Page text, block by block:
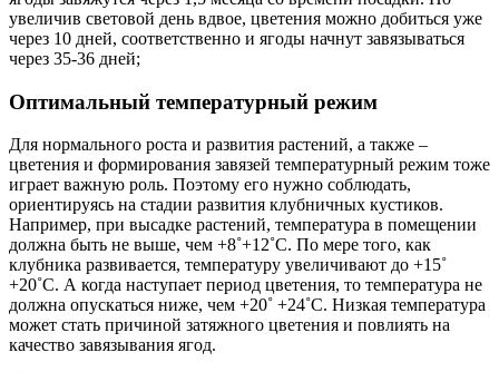
увеличив световой день вдвое, цветения можно добиться уже
через 10 дней, соответственно и ягоды начнут завязываться
через 35-36 дней;
Оптимальный температурный режим
Для нормального роста и развития растений, а также –
цветения и формирования завязей температурный режим тоже
играет важную роль. Поэтому его нужно соблюдать,
ориентируясь на стадии развития клубничных кустиков.
Например, при высадке растений, температура в помещении
должна быть не выше, чем +8˚+12˚С. По мере того, как
клубника развивается, температуру увеличивают до +15˚
+20˚С. А когда наступает период цветения, то температура не
должна опускаться ниже, чем +20˚ +24˚С. Низкая температура
может стать причиной затяжного цветения и повлиять на
качество завязывания ягод.